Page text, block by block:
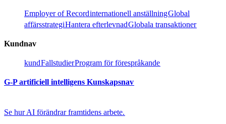
Employer of Record​​internationell anställning​​Global
affärsstrategi​​Hantera efterlevnad​​Globala transaktioner​​
Kundnav​​
kund​​Fallstudier​​Program för förespråkande​​
G-P artificiell intelligens Kunskapsnav​​
Se hur AI förändrar framtidens arbete.​​